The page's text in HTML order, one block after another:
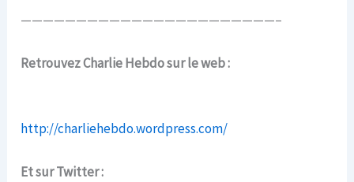
———————————————————————–
Retrouvez Charlie Hebdo sur le web :
http://charliehebdo.wordpress.com/
Et sur Twitter :